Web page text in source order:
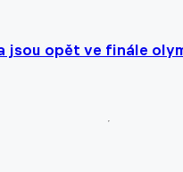
jsou opět ve finále